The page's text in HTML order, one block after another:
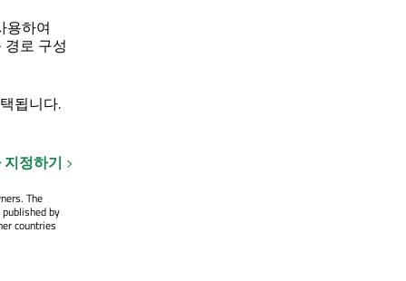
용하여
로 구성
됩니다.
정하기
The
by
countries